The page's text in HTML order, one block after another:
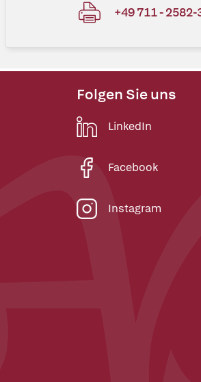
+49 711 - 2582-
Folgen Sie uns
LinkedIn
Facebook
Instagram